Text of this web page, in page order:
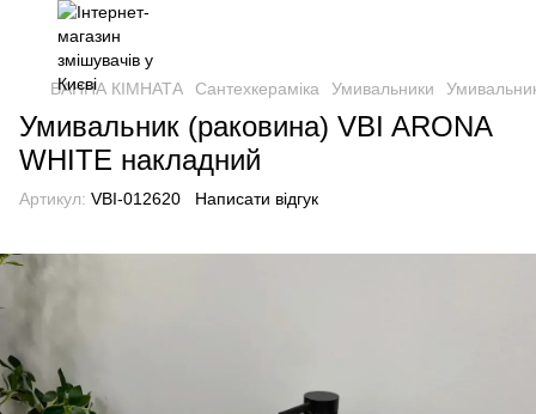
ВАННА КІМНАТА Сантехкераміка Умивальники
Умивальник (раковина) VBI ARONA
WHITE накладний
Артикул: VBI-012620 Написати відгук